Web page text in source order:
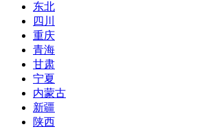
东北
四川
重庆
青海
甘肃
宁夏
内蒙古
新疆
陕西